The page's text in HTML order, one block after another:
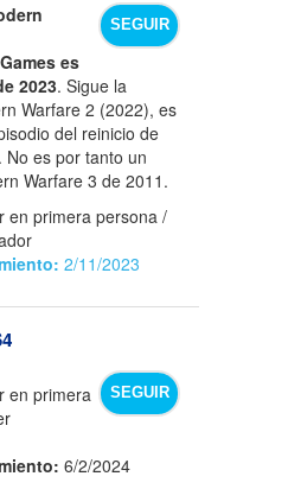
SEGUIR
es
2023. Sigue la
Warfare 2 (2022), es
del reinicio de
No es por tanto un
Warfare 3 de 2011.
en primera persona /
2/11/2023
SEGUIR
en primera
6/2/2024